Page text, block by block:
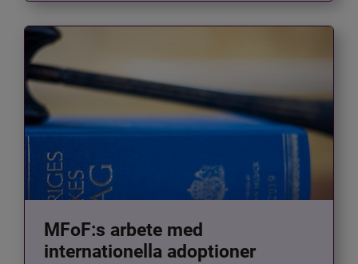
MFoF:s arbete med
internationella adoptioner